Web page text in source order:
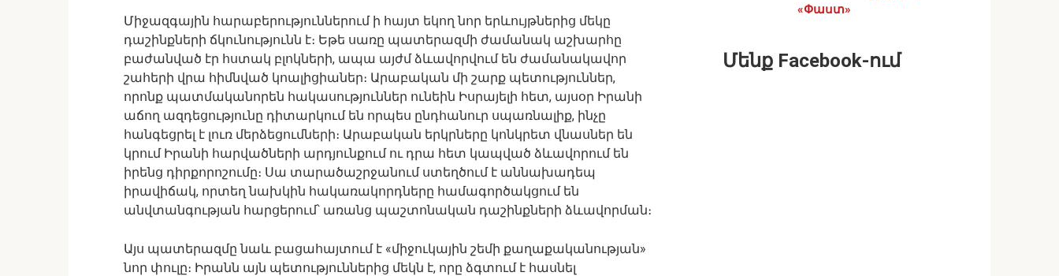
Միջազգային հարաբերություններում ի հայտ եկող նոր երևույթներից մեկը
դաշինքների ճկունությունն է։ Եթե սառը պատերազմի ժամանակ աշխարհը
բաժանված էր հստակ բլոկների, ապա այժմ ձևավորվում են ժամանակավոր
շահերի վրա հիմնված կոալիցիաներ։ Արաբական մի շարք պետություններ,
որոնք պատմականորեն հակասություններ ունեին Իսրայելի հետ, այսօր Իրանի
աճող ազդեցությունը դիտարկում են որպես ընդհանուր սպառնալիք, ինչը
հանգեցրել է լուռ մերձեցումների։ Արաբական երկրները կոնկրետ վնասներ են
կրում Իրանի հարվածների արդյունքում ու դրա հետ կապված ձևավորում են
իրենց դիրքորոշումը։ Սա տարածաշրջանում ստեղծում է աննախադեպ
իրավիճակ, որտեղ նախկին հակառակորդները համագործակցում են
անվտանգության հարցերում՝ առանց պաշտոնական դաշինքների ձևավորման։
Այս պատերազմը նաև բացահայտում է «միջուկային շեմի քաղաքականության»
նոր փուլը։ Իրանն այն պետություններից մեկն է, որը ձգտում է հասնել
«Փաստ»
Մենք Facebook-ում